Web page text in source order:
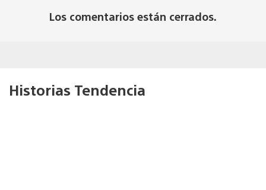
Los comentarios están cerrados.
Historias Tendencia